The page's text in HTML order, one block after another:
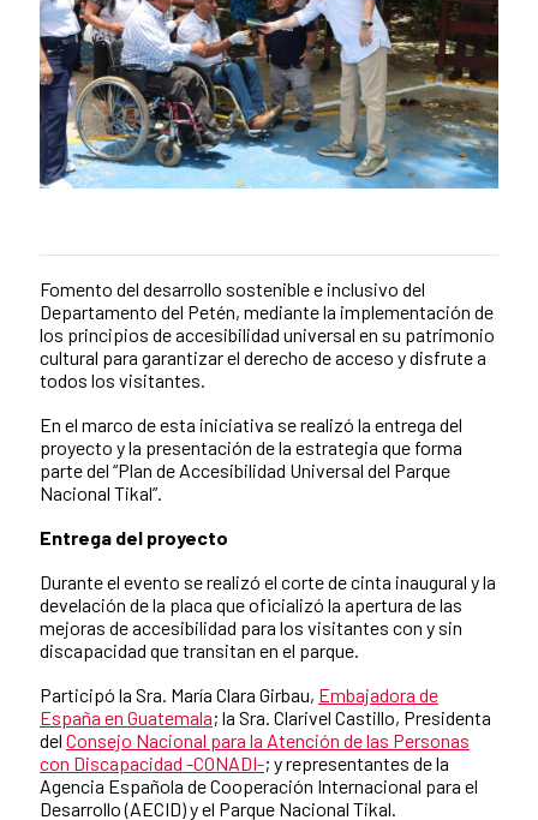
News content
Fomento del desarrollo sostenible e inclusivo del
Departamento del Petén, mediante la implementación de
los principios de accesibilidad universal en su patrimonio
cultural para garantizar el derecho de acceso y disfrute a
todos los visitantes.
En el marco de esta iniciativa se realizó la entrega del
proyecto y la presentación de la estrategia que forma
parte del “Plan de Accesibilidad Universal del Parque
Nacional Tikal”.
Entrega del proyecto
Durante el evento se realizó el corte de cinta inaugural y la
develación de la placa que oficializó la apertura de las
mejoras de accesibilidad para los visitantes con y sin
discapacidad que transitan en el parque.
Participó la Sra. María Clara Girbau, Embajadora de
España en Guatemala; la Sra. Clarivel Castillo, Presidenta
del Consejo Nacional para la Atención de las Personas
con Discapacidad -CONADI-; y representantes de la
Agencia Española de Cooperación Internacional para el
Desarrollo (AECID) y el Parque Nacional Tikal.